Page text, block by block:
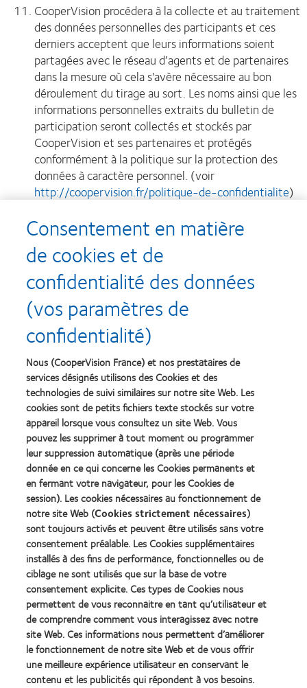
CooperVision procédera à la collecte et au traitement
des données personnelles des participants et ces
derniers acceptent que leurs informations soient
partagées avec le réseau d’agents et de partenaires
dans la mesure où cela s'avère nécessaire au bon
déroulement du tirage au sort. Les noms ainsi que les
informations personnelles extraits du bulletin de
participation seront collectés et stockés par
CooperVision et ses partenaires et protégés
conformément à la politique sur la protection des
données à caractère personnel. (voir
http://coopervision.fr/politique-de-confidentialite)
et Libertés du 6 janvier 1978, tout participant
bénéficie d'un droit d'accès et de rectification aux
informations qui le concernent. Il pourra également à
tout moment s'opposer sans frais au traitement de
ses données à des fins de marketing direct. Pour cela
il suffit de nous en faire la demande par courrier à
l’adresse suivante : 1800, route des crêtes-Les 2
Arcs-Bât B-BP 273-06905- Sophia Antipolis
Cedex, France.
Le tirage au sort, ainsi que ces conditions et/ou tout
autre différend ou réclamation découlant de ces
conditions seront régis par la loi française.
Nos produits
Trouver un spécialiste
Lentilles de contact et vision
Nouveau porteur
Consentement en matière
de cookies et de
confidentialité des données
(vos paramètres de
confidentialité)
Nous (CooperVision France) et nos prestataires de
services désignés utilisons des Cookies et des
technologies de suivi similaires sur notre site Web. Les
cookies sont de petits fichiers texte stockés sur votre
appareil lorsque vous consultez un site Web. Vous
pouvez les supprimer à tout moment ou programmer
leur suppression automatique (après une période
donnée en ce qui concerne les Cookies permanents et
en fermant votre navigateur, pour les Cookies de
session). Les cookies nécessaires au fonctionnement de
notre site Web (Cookies strictement nécessaires)
sont toujours activés et peuvent être utilisés sans votre
consentement préalable. Les Cookies supplémentaires
installés à des fins de performance, fonctionnelles ou de
ciblage ne sont utilisés que sur la base de votre
consentement explicite. Ces types de Cookies nous
permettent de vous reconnaitre en tant qu’utilisateur et
de comprendre comment vous interagissez avec notre
site Web. Ces informations nous permettent d’améliorer
le fonctionnement de notre site Web et de vous offrir
une meilleure expérience utilisateur en conservant le
contenu et les publicités qui répondent à vos besoins.